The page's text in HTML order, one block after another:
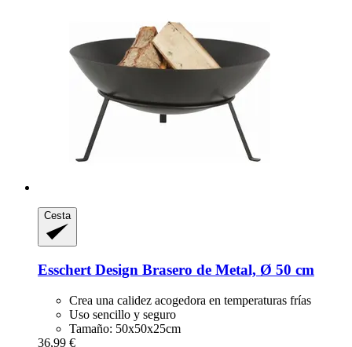
Cesta
Esschert Design Brasero de Metal, Ø 50 cm
Crea una calidez acogedora en temperaturas frías
Uso sencillo y seguro
Tamaño: 50x50x25cm
36,99 €